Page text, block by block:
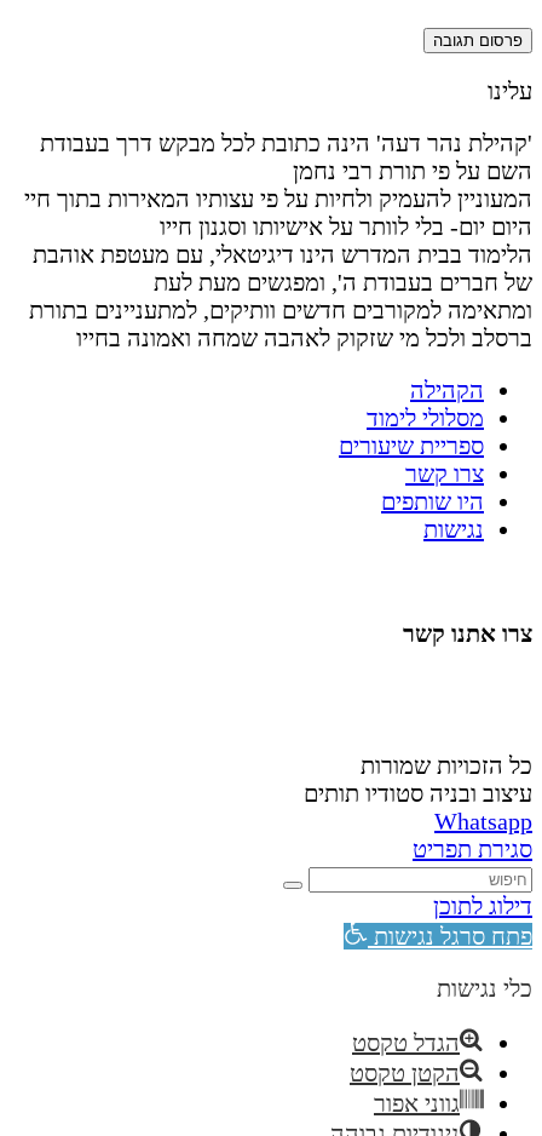
עלינו
'קהילת נהר דעה' הינה כתובת לכל מבקש דרך בעבודת
השם על פי תורת רבי נחמן
המעוניין להעמיק ולחיות על פי עצותיו המאירות בתוך חיי
היום יום- בלי לוותר על אישיותו וסגנון חייו
הלימוד בבית המדרש הינו דיגיטאלי, עם מעטפת אוהבת
של חברים בעבודת ה', ומפגשים מעת לעת
ומתאימה למקורבים חדשים וותיקים, למתעניינים בתורת
ברסלב ולכל מי שזקוק לאהבה שמחה ואמונה בחייו
הקהילה
מסלולי לימוד
ספריית שיעורים
צרו קשר
היו שותפים
נגישות
צרו אתנו קשר
כל הזכויות שמורות
עיצוב ובניה סטודיו תותים
Whatsapp
סגירת תפריט
דילוג לתוכן
פתח סרגל נגישות
כלי נגישות
הגדל טקסט
הקטן טקסט
גווני אפור